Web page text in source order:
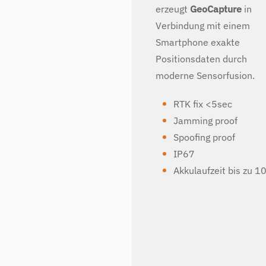
erzeugt GeoCapture in
Verbindung mit einem
Smartphone exakte
Positionsdaten durch
moderne Sensorfusion.
RTK fix <5sec
Jamming proof
Spoofing proof
IP67
Akkulaufzeit bis zu